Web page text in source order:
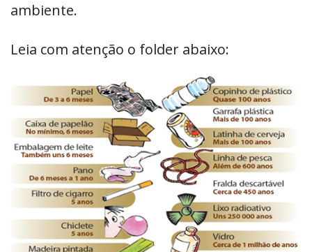
ambiente.
Leia com atenção o folder abaixo: